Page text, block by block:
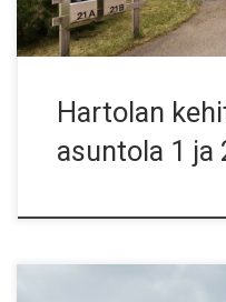
Hartolan
asuntola 1 ja